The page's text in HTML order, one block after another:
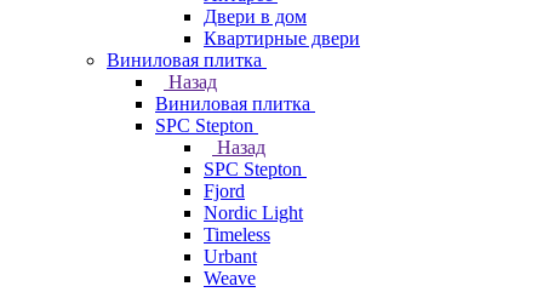
Двери в дом
Квартирные двери
Виниловая плитка
Назад
Виниловая плитка
SPC Stepton
Назад
SPC Stepton
Fjord
Nordic Light
Timeless
Urbant
Weave